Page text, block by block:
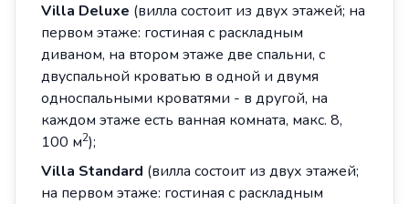
Villa Deluxe (вилла состоит из двух этажей; на
первом этаже: гостиная с раскладным
диваном, на втором этаже две спальни, с
двуспальной кроватью в одной и двумя
односпальными кроватями - в другой, на
каждом этаже есть ванная комната, макс. 8,
100 м2);
Villa Standard (вилла состоит из двух этажей;
на первом этаже: гостиная с раскладным